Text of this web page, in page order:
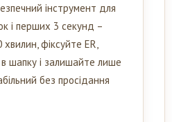
інструмент для
і перших 3 секунд –
фіксуйте ER,
шапку і залишайте лише
без просідання